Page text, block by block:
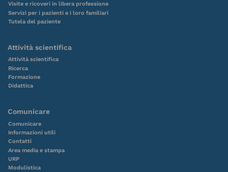
Visite e ricoveri in libera professione
Servizi per i pazienti e i loro familiari
Tutela del paziente
Attività scientifica
Attività scientifica
Ricerca
Formazione
Didattica
Comunicare
Comunicare
Informazioni utili
Contatti
Area media e stampa
URP
Modulistica